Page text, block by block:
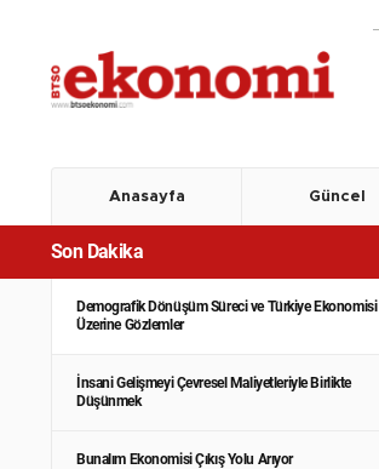
Anasayfa Güncel
Son Dakika
Demografik Dönüşüm Süreci ve Türkiye Ekonomisi
Üzerine Gözlemler
İnsani Gelişmeyi Çevresel Maliyetleriyle Birlikte
Düşünmek
Bunalım Ekonomisi Çıkış Yolu Arıyor